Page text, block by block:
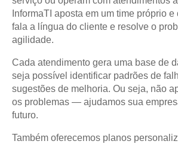
InformaTI aposta em um time próprio
fala a língua do cliente e resolve o
agilidade.
Cada atendimento gera uma base de
seja possível identificar padrões de
sugestões de melhoria. Ou seja, não
os problemas — ajudamos sua
futuro.
Também oferecemos planos